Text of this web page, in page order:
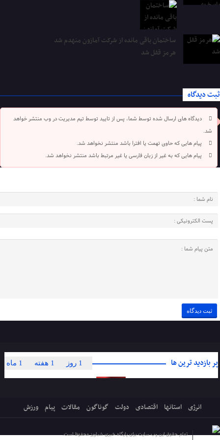
ساختمان باقی مانده از شرکت آمازون منهدم شد
هرمز قفل شد
ثبت دیدگاه
دیدگاه های ارسال شده توسط شما، پس از تایید توسط تیم مدیریت در وب منتشر خواهد
شد.
پیام هایی که حاوی تهمت یا افترا باشد منتشر نخواهد شد.
پیام هایی که به غیر از زبان فارسی یا غیر مرتبط باشد منتشر نخواهد شد.
پر بازدید ترین ها 1 ماه 1 هفته 1 روز
انرژی استانها اقتصادی دولت گوناگون مقالات پیام ورزش
تمام حقوق این وب سایت برای پایگاه خبری شباویز محفوظ است.